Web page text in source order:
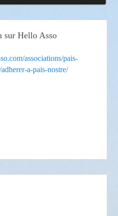
sur Hello Asso
associations/pais-
a-pais-nostre/